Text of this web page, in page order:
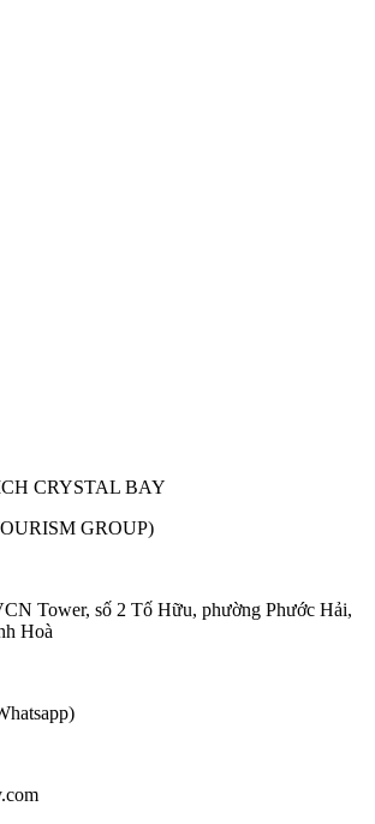
CRYSTAL BAY
GROUP)
Tower, số 2 Tố Hữu, phường Phước Hải,
Hoà